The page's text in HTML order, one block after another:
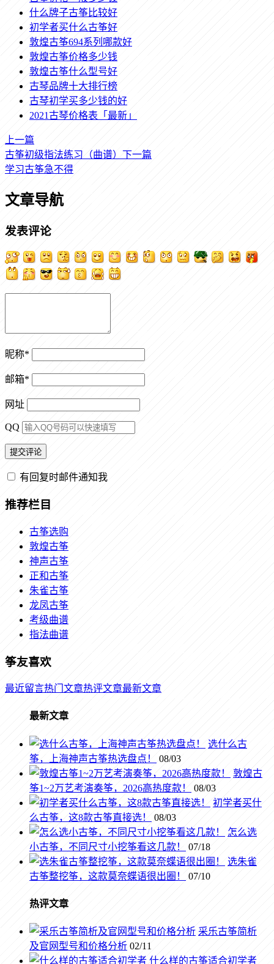
什么牌子古筝比较好
初学者买什么古筝好
敦煌古筝694系列哪款好
敦煌古筝价格多少钱
敦煌古筝什么型号好
古琴品牌十大排行榜
古琴初学买多少钱的好
2021古琴价格表「最新」
上一篇
古筝初级指法练习（曲谱） 下一篇
学习古筝急不得
文章导航
发表评论
昵称*
邮箱*
网址
QQ
有回复时邮件通知我
推荐栏目
古筝选购
敦煌古筝
神声古筝
正和古筝
朱雀古筝
龙凤古筝
考级曲谱
指法曲谱
筝友喜欢
最近留言热门文章热评文章最新文章
最新文章
选什么古
筝，上海神声古筝热选盘点！
08/03
敦煌古
筝1~2万艺考演奏筝，2026高热度款！
08/03
初学者买什
么古筝，这8款古筝直接选！
08/03
怎么选
小古筝，不同尺寸小挖筝看这几款！
07/18
选朱雀
古筝整挖筝，这款莫奈蝶语很出圈！
07/10
热评文章
采乐古筝简析
及官网型号和价格分析 02/11
什么样的古筝适合初学者